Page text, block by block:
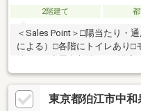
2階建て
＜Sales Point＞□陽当たり・
による）□各階にトイレあり□
東京都狛江市中